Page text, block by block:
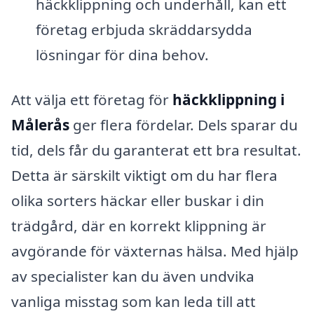
häckklippning och underhåll, kan ett
företag erbjuda skräddarsydda
lösningar för dina behov.
Att välja ett företag för häckklippning i
Målerås ger flera fördelar. Dels sparar du
tid, dels får du garanterat ett bra resultat.
Detta är särskilt viktigt om du har flera
olika sorters häckar eller buskar i din
trädgård, där en korrekt klippning är
avgörande för växternas hälsa. Med hjälp
av specialister kan du även undvika
vanliga misstag som kan leda till att